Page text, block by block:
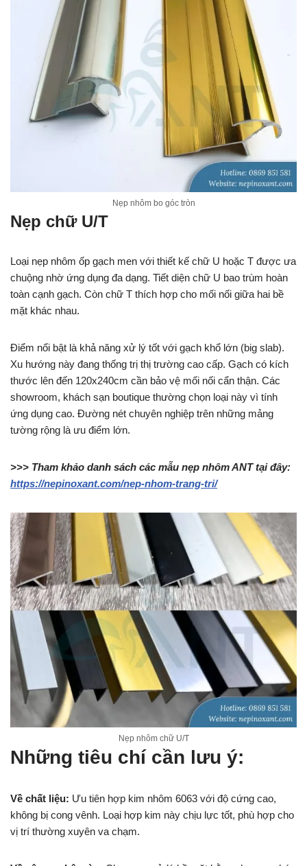
Nẹp nhôm bo góc tròn
Nẹp chữ U/T
Loại nẹp nhôm ốp gạch men với thiết kế chữ U hoặc T được ưa
chuộng nhờ ứng dụng đa dạng. Tiết diện chữ U bao trùm hoàn
toàn cạnh gạch. Còn chữ T thích hợp cho mối nối giữa hai bề
mặt khác nhau.
Điểm nổi bật là khả năng xử lý tốt với gạch khổ lớn (big slab).
Xu hướng này đang thống trị thị trường cao cấp. Gạch có kích
thước lên đến 120x240cm cần bảo vệ mối nối cẩn thận. Các
showroom, khách sạn boutique thường chọn loại này vì tính
ứng dụng cao. Đường nét chuyên nghiệp trên những mảng
tường rộng là ưu điểm lớn.
>>> Tham khảo danh sách các mẫu nẹp nhôm ANT tại đây:
https://nepinoxant.com/nep-nhom-trang-tri/
Nẹp nhôm chữ U/T
Những tiêu chí cần lưu ý:
Về chất liệu: Ưu tiên hợp kim nhôm 6063 với độ cứng cao,
không bị cong vênh. Loại hợp kim này chịu lực tốt, phù hợp cho
vị trí thường xuyên va chạm.